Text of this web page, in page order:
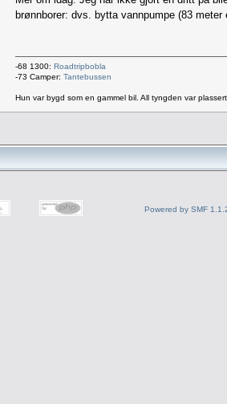
brønnborer: dvs. bytta vannpumpe (83
-68 1300: Roadtripbobla
-73 Camper: Tantebussen
Hun var bygd som en gammel bil. All tyngden var
Powered by SMF